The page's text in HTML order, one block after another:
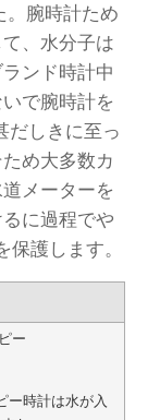
。腕時計ため
、水分子は
ンド時計中
で腕時計を
だしきに至っ
め大多数カ
メーターを
に過程でや
護します。
ー
ー時計は水が入